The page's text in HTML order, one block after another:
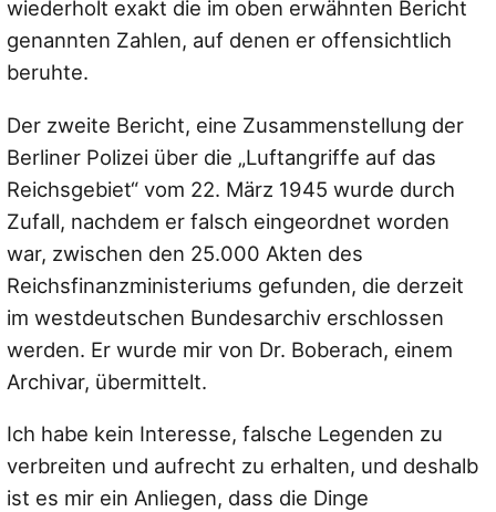
wiederholt exakt die im oben erwähnten Bericht
genannten Zahlen, auf denen er offensichtlich
beruhte.
Der zweite Bericht, eine Zusammenstellung der
Berliner Polizei über die „Luftangriffe auf das
Reichsgebiet“ vom 22. März 1945 wurde durch
Zufall, nachdem er falsch eingeordnet worden
war, zwischen den 25.000 Akten des
Reichsfinanzministeriums gefunden, die derzeit
im westdeutschen Bundesarchiv erschlossen
werden. Er wurde mir von Dr. Boberach, einem
Archivar, übermittelt.
Ich habe kein Interesse, falsche Legenden zu
verbreiten und aufrecht zu erhalten, und deshalb
ist es mir ein Anliegen, dass die Dinge